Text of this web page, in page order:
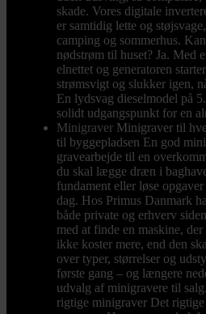
skade. Vores digitale
er samtidig lette og
camping og sommerhus.
nødstrøm til huset? Ja. Med
elnettet og generatoren
strømsvigt og slukker igen,
En lydsvag dieselmodel på
solidt udgangspunkt for en
Minigraver Minigraver til
til byggepladsen En god
gravearbejde til en
du skal lægge dræn i
fundament eller løse
dag. Hos Primus Danmark
både private og erhverv
med at finde en maskine,
ikke koster mere, end den
over typer, størrelser og
første gang – og længere
udvalg af minigravere til
rigtige minigraver Det